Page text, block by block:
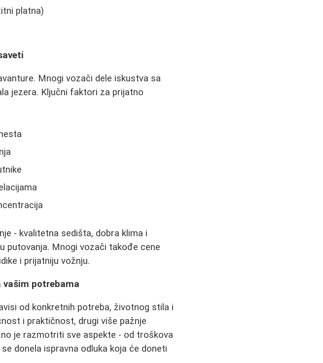
platna)
Mnogi vozači dele iskustva sa
jezera. Ključni faktori za prijatno
- kvalitetna sedišta, dobra klima i
putovanja. Mnogi vozači takođe cene
i prijatniju vožnju.
potrebama
od konkretnih potreba, životnog stila i
i praktičnost, drugi više pažnje
je razmotriti sve aspekte - od troškova
donela ispravna odluka koja će doneti